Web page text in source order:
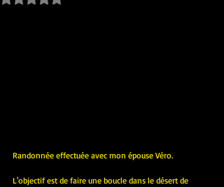
Randonnée effectuée avec mon épouse Véro.
L'objectif est de faire une boucle dans le désert de